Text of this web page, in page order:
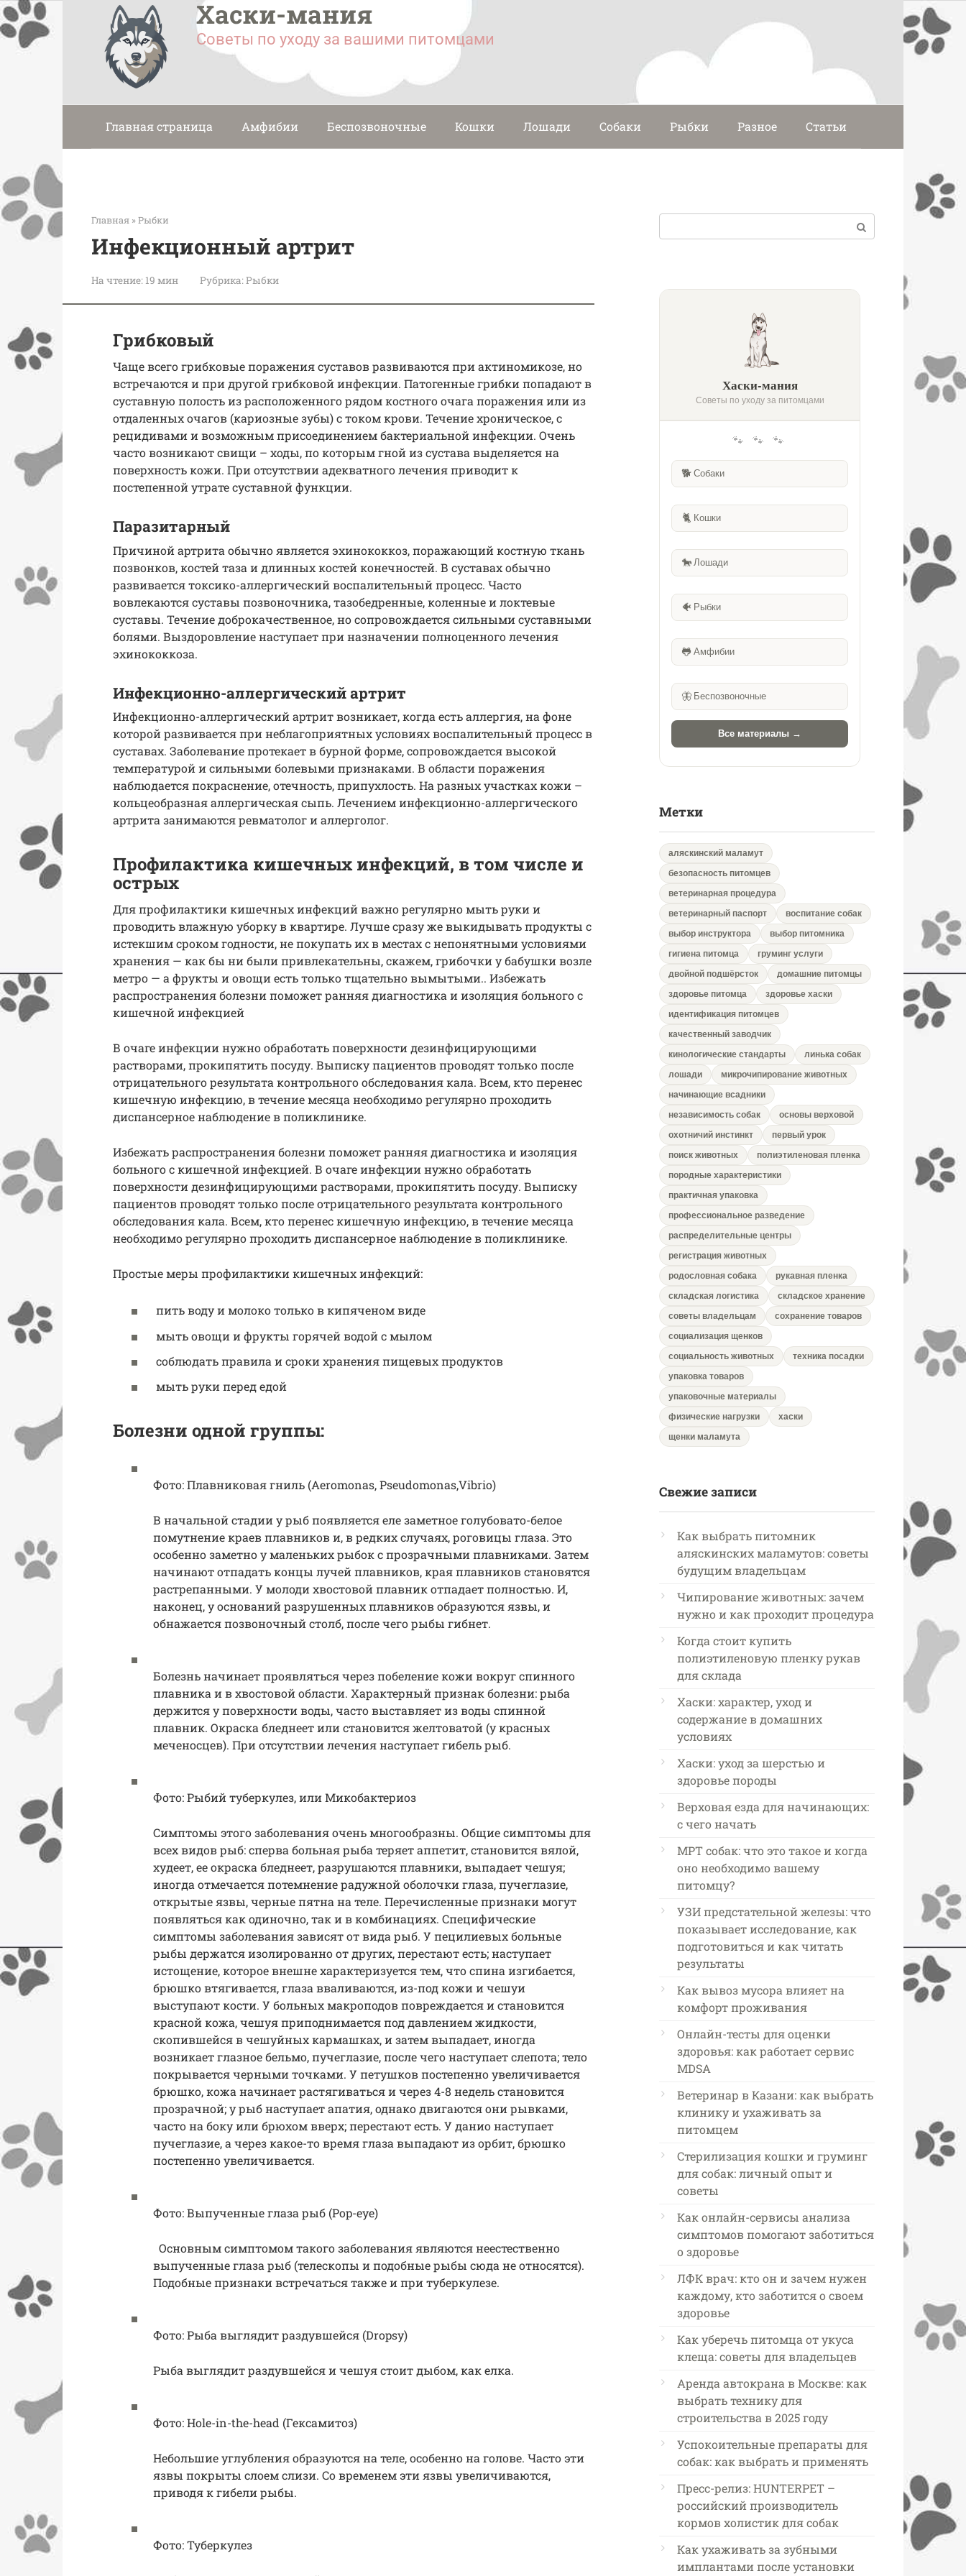
Перейти
к
контенту
Хаски-мания
Советы по уходу за вашими питомцами
Главная страница Амфибии Беспозвоночные Кошки Лошади Собаки Рыбки Разное Статьи
Главная »Рыбки
Инфекционный артрит
На чтение: 19 мин Рубрика:Рыбки
Грибковый
Чаще всего грибковые поражения суставов развиваются при актиномикозе, но
встречаются и при другой грибковой инфекции. Патогенные грибки попадают в
суставную полость из расположенного рядом костного очага поражения или из
отдаленных очагов (кариозные зубы) с током крови. Течение хроническое, с
рецидивами и возможным присоединением бактериальной инфекции. Очень
часто возникают свищи – ходы, по которым гной из сустава выделяется на
поверхность кожи. При отсутствии адекватного лечения приводит к
постепенной утрате суставной функции.
Паразитарный
Причиной артрита обычно является эхинококкоз, поражающий костную ткань
позвонков, костей таза и длинных костей конечностей. В суставах обычно
развивается токсико-аллергический воспалительный процесс. Часто
вовлекаются суставы позвоночника, тазобедренные, коленные и локтевые
суставы. Течение доброкачественное, но сопровождается сильными суставными
болями. Выздоровление наступает при назначении полноценного лечения
эхинококкоза.
Инфекционно-аллергический артрит
Инфекционно-аллергический артрит возникает, когда есть аллергия, на фоне
которой развивается при неблагоприятных условиях воспалительный процесс в
суставах. Заболевание протекает в бурной форме, сопровождается высокой
температурой и сильными болевыми признаками. В области поражения
наблюдается покраснение, отечность, припухлость. На разных участках кожи –
кольцеобразная аллергическая сыпь. Лечением инфекционно-аллергического
артрита занимаются ревматолог и аллерголог.
Профилактика кишечных инфекций, в том числе и
острых
Для профилактики кишечных инфекций важно регулярно мыть руки и
проводить влажную уборку в квартире. Лучше сразу же выкидывать продукты с
истекшим сроком годности, не покупать их в местах с непонятными условиями
хранения — как бы ни были привлекательны, скажем, грибочки у бабушки возле
метро — а фрукты и овощи есть только тщательно ­вымытыми.. Избежать
распространения болезни поможет ранняя диагностика и изоляция больного с
кишечной инфекцией
В очаге инфекции нужно обработать поверхности дезинфицирующими
растворами, прокипятить посуду. Выписку пациентов проводят только после
отрицательного результата контрольного обследования кала. Всем, кто перенес
кишечную инфекцию, в течение месяца необходимо регулярно проходить
диспансерное наблюдение в ­поликлинике.
Избежать распространения болезни поможет ранняя диагностика и изоляция
больного с кишечной инфекцией. В очаге инфекции нужно обработать
поверхности дезинфицирующими растворами, прокипятить посуду. Выписку
пациентов проводят только после отрицательного результата контрольного
обследования кала. Всем, кто перенес кишечную инфекцию, в течение месяца
необходимо регулярно проходить диспансерное наблюдение в ­поликлинике.
Простые меры профилактики кишечных инфекций:
пить воду и молоко только в кипяченом виде
мыть овощи и фрукты горячей водой с мылом
соблюдать правила и сроки хранения пищевых продуктов
мыть руки перед едой
Болезни одной группы:
Фото: Плавниковая гниль (Aeromonas, Pseudomonas,Vibrio)
В начальной стадии у рыб появляется еле заметное голубовато-белое
помутнение краев плавников и, в редких случаях, роговицы глаза. Это
особенно заметно у маленьких рыбок с прозрачными плавниками. Затем
начинают отпадать концы лучей плавников, края плавников становятся
растрепанными. У молоди хвостовой плавник отпадает полностью. И,
наконец, у оснований разрушенных плавников образуются язвы, и
обнажается позвоночный столб, после чего рыбы гибнет.
Болезнь начинает проявляться через побеление кожи вокруг спинного
плавника и в хвостовой области. Характерный признак болезни: рыба
держится у поверхности воды, часто выставляет из воды спинной
плавник. Окраска бледнеет или становится желтоватой (у красных
меченосцев). При отсутствии лечения наступает гибель рыб.
Фото: Рыбий туберкулез, или Микобактериоз
Симптомы этого заболевания очень многообразны. Общие симптомы для
всех видов рыб: сперва больная рыба теряет аппетит, становится вялой,
худеет, ее окраска бледнеет, разрушаются плавники, выпадает чешуя;
иногда отмечается потемнение радужной оболочки глаза, пучеглазие,
открытые язвы, черные пятна на теле. Перечисленные признаки могут
появляться как одиночно, так и в комбинациях. Специфические
симптомы заболевания зависят от вида рыб. У пецилиевых больные
рыбы держатся изолированно от других, перестают есть; наступает
истощение, которое внешне характеризуется тем, что спина изгибается,
брюшко втягивается, глаза вваливаются, из-под кожи и чешуи
выступают кости. У больных макроподов повреждается и становится
красной кожа, чешуя приподнимается под давлением жидкости,
скопившейся в чешуйных кармашках, и затем выпадает, иногда
возникает глазное бельмо, пучеглазие, после чего наступает слепота; тело
покрывается черными точками. У петушков постепенно увеличивается
брюшко, кожа начинает растягиваться и через 4-8 недель становится
прозрачной; у рыб наступает апатия, однако двигаются они рывками,
часто на боку или брюхом вверх; перестают есть. У данио наступает
пучеглазие, а через какое-то время глаза выпадают из орбит, брюшко
постепенно увеличивается.
Фото: Выпученные глаза рыб (Pop-eye)
Основным симптомом такого заболевания являются неестественно
выпученные глаза рыб (телескопы и подобные рыбы сюда не относятся).
Подобные признаки встречаться также и при туберкулезе.
Фото: Рыба выглядит раздувшейся (Dropsy)
Рыба выглядит раздувшейся и чешуя стоит дыбом, как елка.
Фото: Hole-in-the-head (Гексамитоз)
Небольшие углубления образуются на теле, особенно на голове. Часто эти
язвы покрыты слоем слизи. Со временем эти язвы увеличиваются,
приводя к гибели рыбы.
Фото: Туберкулез
Хаски-мания
Советы по уходу за питомцами
🐾 🐾 🐾
🐕 Собаки
🐈 Кошки
🐎 Лошади
🐠 Рыбки
🐸 Амфибии
🦋 Беспозвоночные
Все материалы →
Метки
аляскинский маламут
безопасность питомцев
ветеринарная процедура
ветеринарный паспорт
воспитание собак
выбор инструктора
выбор питомника
гигиена питомца
груминг услуги
двойной подшёрсток
домашние питомцы
здоровье питомца
здоровье хаски
идентификация питомцев
качественный заводчик
кинологические стандарты
линька собак
лошади
микрочипирование животных
начинающие всадники
независимость собак
основы верховой
охотничий инстинкт
первый урок
поиск животных
полиэтиленовая пленка
породные характеристики
практичная упаковка
профессиональное разведение
распределительные центры
регистрация животных
родословная собака
рукавная пленка
складская логистика
складское хранение
советы владельцам
сохранение товаров
социализация щенков
социальность животных
техника посадки
упаковка товаров
упаковочные материалы
физические нагрузки
хаски
щенки маламута
Свежие записи
Как выбрать питомник
аляскинских маламутов: советы
будущим владельцам
Чипирование животных: зачем
нужно и как проходит процедура
Когда стоит купить
полиэтиленовую пленку рукав
для склада
Хаски: характер, уход и
содержание в домашних
условиях
Хаски: уход за шерстью и
здоровье породы
Верховая езда для начинающих:
с чего начать
МРТ собак: что это такое и когда
оно необходимо вашему
питомцу?
УЗИ предстательной железы: что
показывает исследование, как
подготовиться и как читать
результаты
Как вывоз мусора влияет на
комфорт проживания
Онлайн-тесты для оценки
здоровья: как работает сервис
MDSA
Ветеринар в Казани: как выбрать
клинику и ухаживать за
питомцем
Стерилизация кошки и груминг
для собак: личный опыт и
советы
Как онлайн-сервисы анализа
симптомов помогают заботиться
о здоровье
ЛФК врач: кто он и зачем нужен
каждому, кто заботится о своем
здоровье
Как уберечь питомца от укуса
клеща: советы для владельцев
Аренда автокрана в Москве: как
выбрать технику для
строительства в 2025 году
Успокоительные препараты для
собак: как выбрать и применять
Пресс-релиз: HUNTERPET –
российский производитель
кормов холистик для собак
Как ухаживать за зубными
имплантами после установки